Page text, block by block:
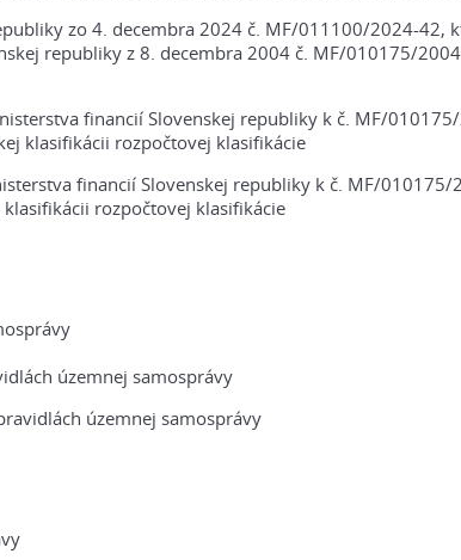
zo 4. decembra 2024 č. MF/011100/2024-42,
republiky z 8. decembra 2004 č. MF/010175/
financií Slovenskej republiky k č. MF/
klasifikácii rozpočtovej klasifikácie
financií Slovenskej republiky k č. MF/010175/
rozpočtovej klasifikácie
územnej samosprávy
územnej samosprávy